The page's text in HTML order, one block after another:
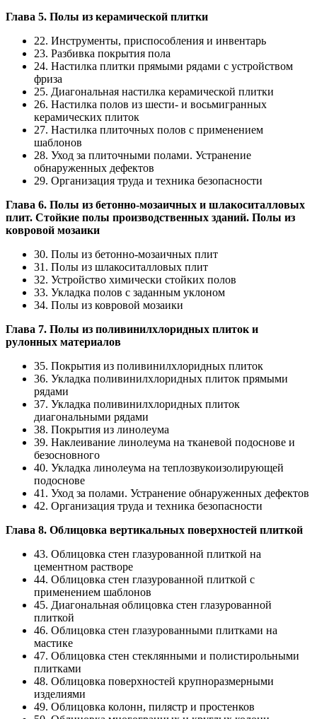
Глава 5. Полы из керамической плитки
22. Инструменты, приспособления и инвентарь
23. Разбивка покрытия пола
24. Настилка плитки прямыми рядами с устройством
фриза
25. Диагональная настилка керамической плитки
26. Настилка полов из шести- и восьмигранных
керамических плиток
27. Настилка плиточных полов с применением
шаблонов
28. Уход за плиточными полами. Устранение
обнаруженных дефектов
29. Организация труда и техника безопасности
Глава 6. Полы из бетонно-мозаичных и шлакоситалловых
плит. Стойкие полы производственных зданий. Полы из
ковровой мозаики
30. Полы из бетонно-мозаичных плит
31. Полы из шлакоситалловых плит
32. Устройство химически стойких полов
33. Укладка полов с заданным уклоном
34. Полы из ковровой мозаики
Глава 7. Полы из поливинилхлоридных плиток и
рулонных материалов
35. Покрытия из поливинилхлоридных плиток
36. Укладка поливинилхлоридных плиток прямыми
рядами
37. Укладка поливинилхлоридных плиток
диагональными рядами
38. Покрытия из линолеума
39. Наклеивание линолеума на тканевой подоснове и
безосновного
40. Укладка линолеума на теплозвукоизолирующей
подоснове
41. Уход за полами. Устранение обнаруженных дефектов
42. Организация труда и техника безопасности
Глава 8. Облицовка вертикальных поверхностей плиткой
43. Облицовка стен глазурованной плиткой на
цементном растворе
44. Облицовка стен глазурованной плиткой с
применением шаблонов
45. Диагональная облицовка стен глазурованной
плиткой
46. Облицовка стен глазурованными плитками на
мастике
47. Облицовка стен стеклянными и полистирольными
плитками
48. Облицовка поверхностей крупноразмерными
изделиями
49. Облицовка колонн, пилястр и простенков